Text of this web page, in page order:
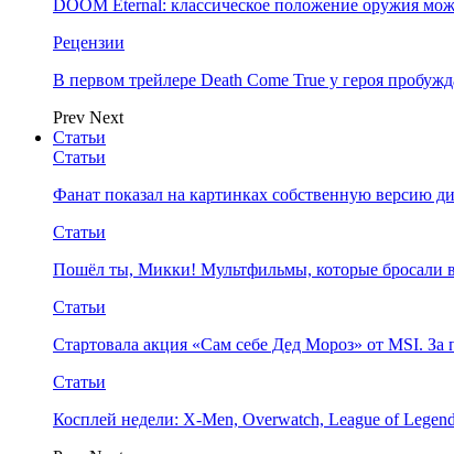
DOOM Eternal: классическое положение оружия
Рецензии
В первом трейлере Death Come True у героя
Prev Next
Статьи
Статьи
Фанат показал на картинках собственную версию
Статьи
Пошёл ты, Микки! Мультфильмы, которые бросали
Статьи
Стартовала акция «Сам себе Дед Мороз» от MSI.
Статьи
Косплей недели: X-Men, Overwatch, League of